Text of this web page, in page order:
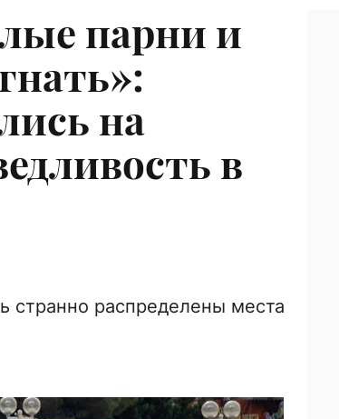
парни и
на
в
странно распределены места